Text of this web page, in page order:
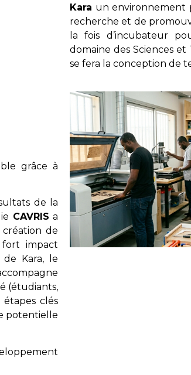
Kara un environnement
recherche et de
la fois d’incubateur
domaine des Sciences
se fera la conception de
grâce à
de la
CAVRIS a
de
fort impact
de Kara, le
(étudiants,
clés
potentielle